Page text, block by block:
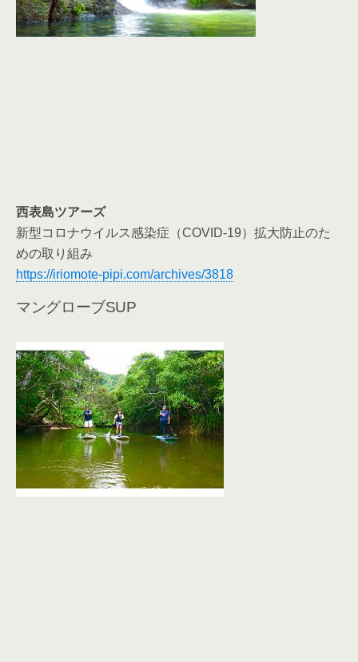
西表島ツアーズ
新型コロナウイルス感染症（COVID-19）拡大防止のた
めの取り組み
https://iriomote-pipi.com/archives/3818
マングローブSUP